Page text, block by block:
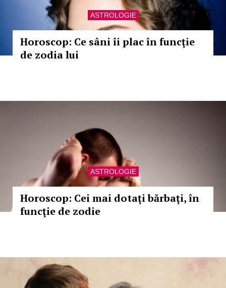
ASTROLOGIE
Horoscop: Ce sâni îi plac în funcţie
de zodia lui
ASTROLOGIE
Horoscop: Cei mai dotaţi bărbaţi, în
funcţie de zodie